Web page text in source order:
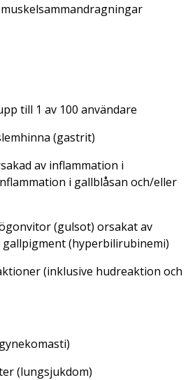
till 1 av 100 användare
(gastrit)
av inflammation i
i gallblåsan och/eller
(gulsot) orsakat av
(hyperbilirubinemi)
(inklusive hudreaktion och
gynekomasti)
(lungsjukdom)